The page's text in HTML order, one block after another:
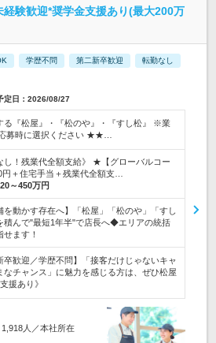
経験歓迎*奨学金支援あり(最大200万
学歴不問 第二新卒歓迎 転勤なし
定日：2026/08/27
る『松屋』・『松のや』・『すし松』 ※業
募時に選択ください ★★…
し！残業代全額支給》 ★【グローバルコー
円＋住宅手当＋残業代全額支…
～450万円
を動かす存在へ】「松屋」「松のや」「すし
積んで"最短1年半"で店長へ◆エリアの統括
ます！
卒歓迎／学歴不問】「接客だけじゃないキャ
なチャンス」に魅力を感じる方は、ぜひ松屋
援あり》
人／本社所在